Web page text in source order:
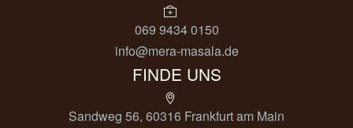
069 9434 0150
info@mera-masala.de
FINDE UNS
Sandweg 56, 60316 Frankfurt am Main